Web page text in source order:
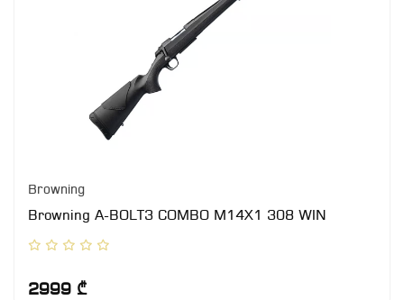
Browning
Browning A-BOLT3 COMBO M14X1 308 WIN
2999 ₾